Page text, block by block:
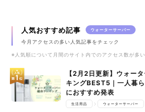
人気おすすめ記事 ウォーターサーバー
今月アクセスの多い人気記事をチェック
※人気順について月間のサイト内でのアクセス数が多
【2月2日更新】ウォー
キングBEST5｜一人暮
におすすめ発表
生活用品 ウォーターサーバー